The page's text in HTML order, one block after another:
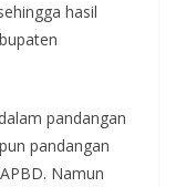
hasil
pandangan
pandangan
Namun